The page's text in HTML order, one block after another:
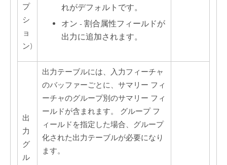
プ
シ
ョ
ン)
れがデフォルトです。
オン - 割合属性フィールドが
出力に追加されます。
出
力
グ
ル
出力テーブルには、入力フィーチャ
のバッファーごとに、サマリー フィ
ーチャのグループ別のサマリー フィ
ールドが含まれます。 グループ フ
ィールドを指定した場合、グループ
化された出力テーブルが必要になり
ます。